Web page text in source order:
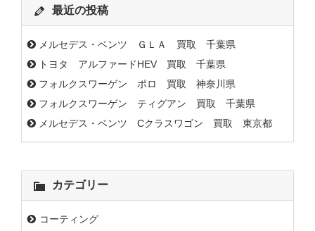
最近の投稿
メルセデス・ベンツ ＧＬＡ 買取 千葉県
トヨタ アルファードHEV 買取 千葉県
フォルクスワーゲン ポロ 買取 神奈川県
フォルクスワーゲン ティグアン 買取 千葉県
メルセデス・ベンツ Cクラスワゴン 買取 東京都
カテゴリー
コーティング